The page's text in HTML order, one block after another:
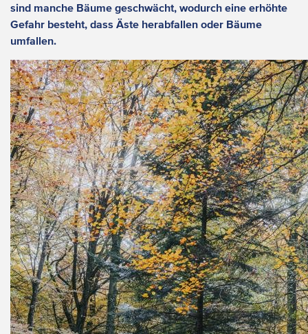
sind manche Bäume geschwächt, wodurch eine erhöhte
Gefahr besteht, dass Äste herabfallen oder Bäume
umfallen.